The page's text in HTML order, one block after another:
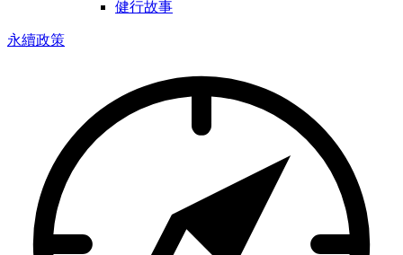
健行故事
永續政策